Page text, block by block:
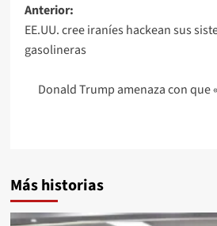
Anterior:
EE.UU. cree iraníes hackean sus
gasolineras
Donald Trump amenaza con que
Más historias